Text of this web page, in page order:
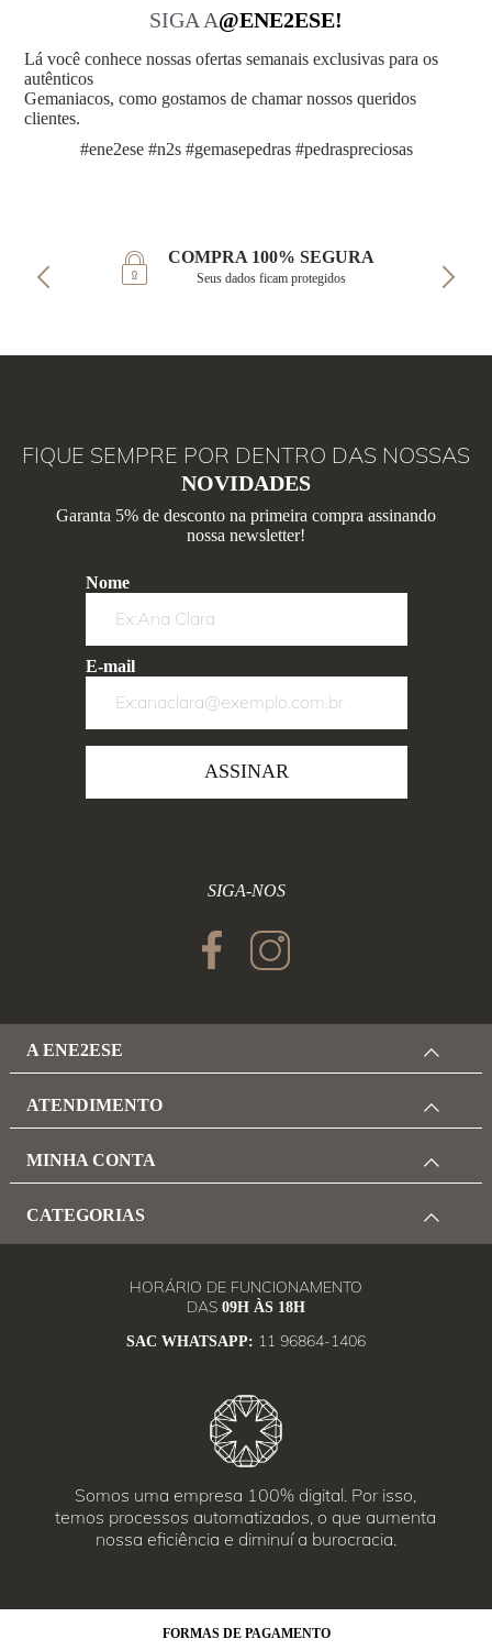
SIGA A@ENE2ESE!
Lá você conhece nossas ofertas semanais exclusivas para os
autênticos
Gemaniacos, como gostamos de chamar nossos queridos
clientes.
#ene2ese #n2s #gemasepedras #pedraspreciosas
COMPRA 100% SEGURA
Seus dados ficam protegidos
FIQUE SEMPRE POR DENTRO DAS NOSSAS
NOVIDADES
Garanta 5% de desconto na primeira compra assinando
nossa newsletter!
Nome
E-mail
ASSINAR
SIGA-NOS
A ENE2ESE
ATENDIMENTO
MINHA CONTA
CATEGORIAS
HORÁRIO DE FUNCIONAMENTO
DAS 09H ÀS 18H
SAC WHATSAPP: 11 96864-1406
Somos uma empresa 100% digital. Por isso,
temos processos automatizados, o que aumenta
nossa eficiência e diminuí a burocracia.
FORMAS DE PAGAMENTO